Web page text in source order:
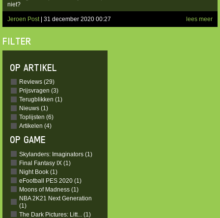
niet?
Jeroen Post | 31 december 2020 00:27 lees meer
FILTER
OP ARTIKEL
Reviews (29)
Prijsvragen (3)
Terugblikken (1)
Nieuws (1)
Toplijsten (6)
Artikelen (4)
OP GAME
Skylanders: Imaginators (1)
Final Fantasy IX (1)
Night Book (1)
eFootball PES 2020 (1)
Moons of Madness (1)
NBA 2K21 Next Generation
(1)
The Dark Pictures: Litt... (1)